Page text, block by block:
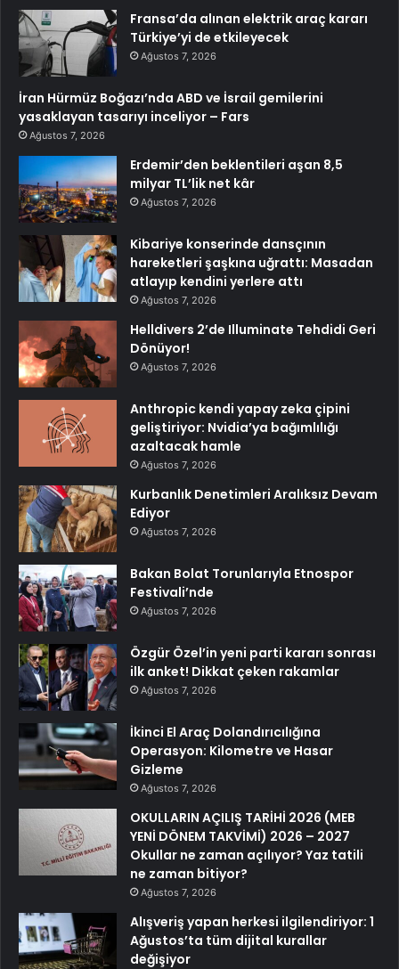
Fransa’da alınan elektrik araç kararı
Türkiye’yi de etkileyecek
Ağustos 7, 2026
İran Hürmüz Boğazı’nda ABD ve İsrail gemilerini
yasaklayan tasarıyı inceliyor – Fars
Ağustos 7, 2026
Erdemir’den beklentileri aşan 8,5
milyar TL’lik net kâr
Ağustos 7, 2026
Kibariye konserinde dansçının
hareketleri şaşkına uğrattı: Masadan
atlayıp kendini yerlere attı
Ağustos 7, 2026
Helldivers 2’de Illuminate Tehdidi Geri
Dönüyor!
Ağustos 7, 2026
Anthropic kendi yapay zeka çipini
geliştiriyor: Nvidia’ya bağımlılığı
azaltacak hamle
Ağustos 7, 2026
Kurbanlık Denetimleri Aralıksız Devam
Ediyor
Ağustos 7, 2026
Bakan Bolat Torunlarıyla Etnospor
Festivali’nde
Ağustos 7, 2026
Özgür Özel’in yeni parti kararı sonrası
ilk anket! Dikkat çeken rakamlar
Ağustos 7, 2026
İkinci El Araç Dolandırıcılığına
Operasyon: Kilometre ve Hasar
Gizleme
Ağustos 7, 2026
OKULLARIN AÇILIŞ TARİHİ 2026 (MEB
YENİ DÖNEM TAKVİMİ) 2026 – 2027
Okullar ne zaman açılıyor? Yaz tatili
ne zaman bitiyor?
Ağustos 7, 2026
Alışveriş yapan herkesi ilgilendiriyor: 1
Ağustos’ta tüm dijital kurallar
değişiyor